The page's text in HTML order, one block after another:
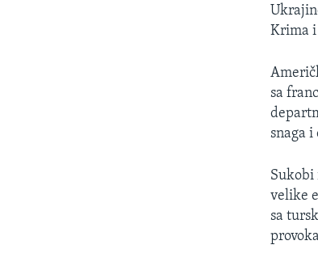
Krima i
sa
snaga
Sukobi
velike
sa